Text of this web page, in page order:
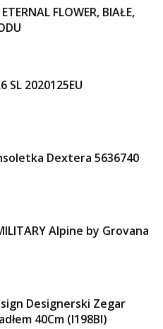
FLOWER, BIAŁE,
SL 2020125EU
Dextera 5636740
Alpine by Grovana
Designerski Zegar
40Cm (I198Bl)